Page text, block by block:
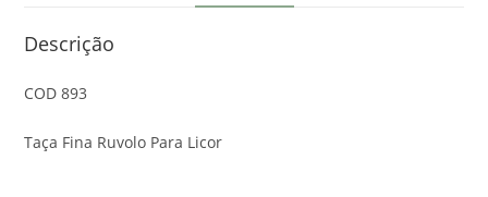
Descrição
COD 893
Taça Fina Ruvolo Para Licor